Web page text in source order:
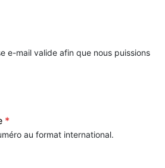
e-mail valide afin que nous puissions
*
au format international.